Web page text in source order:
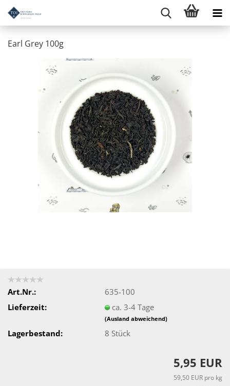
Earl Grey 100g
Art.Nr.:
635-100
Lieferzeit:
ca. 3-4 Tage
(Ausland abweichend)
Lagerbestand: 8 Stück
5,95 EUR
59,50 EUR pro kg